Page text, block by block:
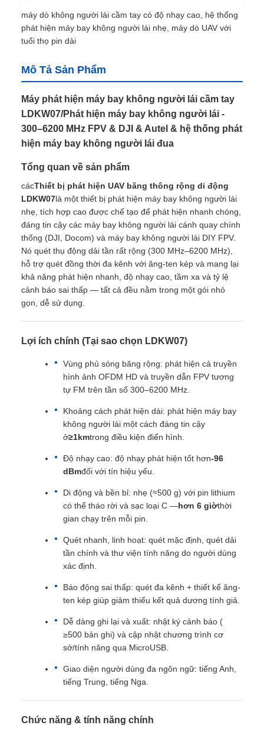
máy dò không người lái cầm tay có độ nhạy cao, hệ thống
phát hiện máy bay không người lái nhẹ, máy dò UAV với
tuổi thọ pin dài
Mô Tả Sản Phẩm
Máy phát hiện máy bay không người lái cầm tay
LDKW07/Phát hiện máy bay không người lái -
300–6200 MHz FPV & DJI & Autel & hệ thống phát
hiện máy bay không người lái đua
Tổng quan về sản phẩm
cácThiết bị phát hiện UAV băng thông rộng di động
LDKW07là một thiết bị phát hiện máy bay không người lái
nhẹ, tích hợp cao được chế tạo để phát hiện nhanh chóng,
đáng tin cậy các máy bay không người lái cánh quay chính
thống (DJI, Docom) và máy bay không người lái DIY FPV.
Nó quét thụ động dải tần rất rộng (300 MHz–6200 MHz),
hỗ trợ quét đồng thời đa kênh với ăng-ten kép và mang lại
khả năng phát hiện nhanh, độ nhạy cao, tầm xa và tỷ lệ
cảnh báo sai thấp — tất cả đều nằm trong một gói nhỏ
gọn, dễ sử dụng.
Lợi ích chính (Tại sao chọn LDKW07)
Vùng phủ sóng băng rộng: phát hiện cả truyền
hình ảnh OFDM HD và truyền dẫn FPV tương
tự FM trên tần số 300–6200 MHz.
Khoảng cách phát hiện dài: phát hiện máy bay
không người lái một cách đáng tin cậy
ở≥1kmtrong điều kiện điển hình.
Độ nhạy cao: độ nhạy phát hiện tốt hơn-96
dBmđối với tín hiệu yếu.
Di động và bền bỉ: nhẹ (≈500 g) với pin lithium
có thể tháo rời và sạc loại C —hơn 6 giờthời
gian chạy trên mỗi pin.
Quét nhanh, linh hoạt: quét mặc định, quét dải
tần chính và thư viện tính năng do người dùng
xác định.
Báo động sai thấp: quét đa kênh + thiết kế ăng-
ten kép giúp giảm thiểu kết quả dương tính giả.
Dễ dàng ghi lại và xuất: nhật ký cảnh báo (
≥500 bản ghi) và cập nhật chương trình cơ
sở/tính năng qua MicroUSB.
Giao diện người dùng đa ngôn ngữ: tiếng Anh,
tiếng Trung, tiếng Nga.
Chức năng & tính năng chính